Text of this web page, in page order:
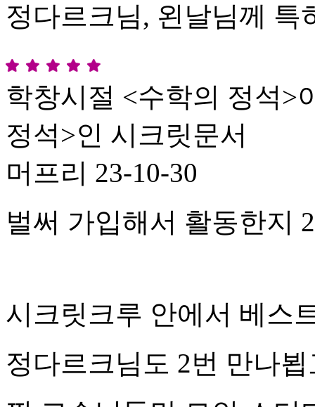
정다르크님, 왼날님께 특
학창시절 <수학의 정석>
정석>인 시크릿문서
머프리 23-10-30
벌써 가입해서 활동한지
시크릿크루 안에서 베스
정다르크님도 2번 만나뵙